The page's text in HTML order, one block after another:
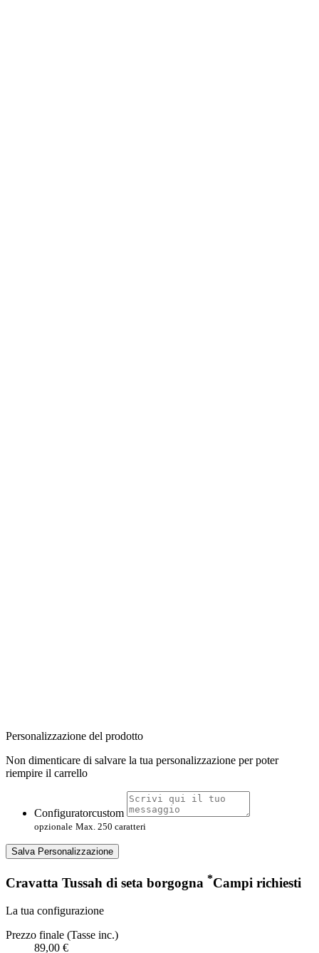
Personalizzazione del prodotto
Non dimenticare di salvare la tua personalizzazione per poter
riempire il carrello
Configuratorcustom
opzionale Max. 250 caratteri
Salva Personalizzazione
Cravatta Tussah di seta borgogna *Campi richiesti
La tua configurazione
Prezzo finale (Tasse inc.)
89,00 €